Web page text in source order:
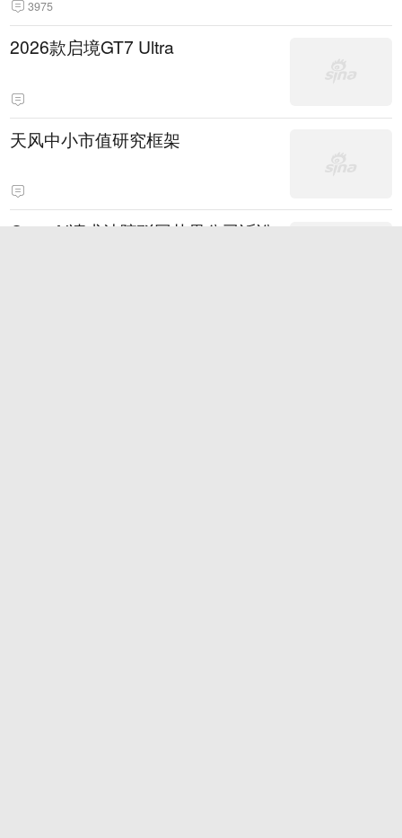
3975
2026款启境GT7 Ultra
天风中小市值研究框架
OpenAI请求法院驳回苹果公司诉讼